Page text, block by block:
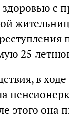
здоровью с
25-
в
этого она